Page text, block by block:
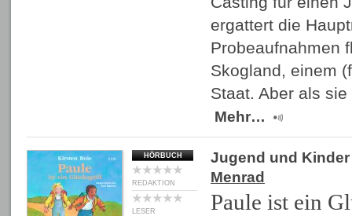
ergattert die
Probeaufnahmen
Skogland, einem
Staat. Aber als
Mehr…
HÖRBUCH
REDAKTION
LESER
Jugend und Kinder
Menrad
Paule ist ein